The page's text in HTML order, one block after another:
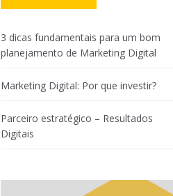
3 dicas fundamentais para um bom
planejamento de Marketing Digital
Marketing Digital: Por que investir?
Parceiro estratégico – Resultados
Digitais